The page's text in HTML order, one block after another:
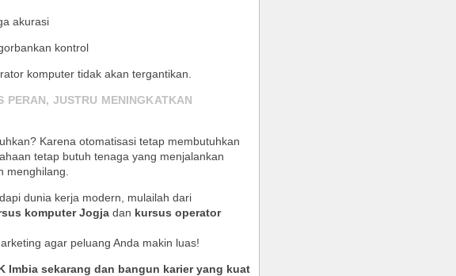
akurasi
kontrol
komputer tidak akan tergantikan.
PERAN, JUSTRU MENINGKATKAN
Karena otomatisasi tetap membutuhkan
tetap butuh tenaga yang menjalankan
menghilang.
dunia kerja modern, mulailah dari
komputer Jogja dan kursus operator
agar peluang Anda makin luas!
Imbia sekarang dan bangun karier yang kuat